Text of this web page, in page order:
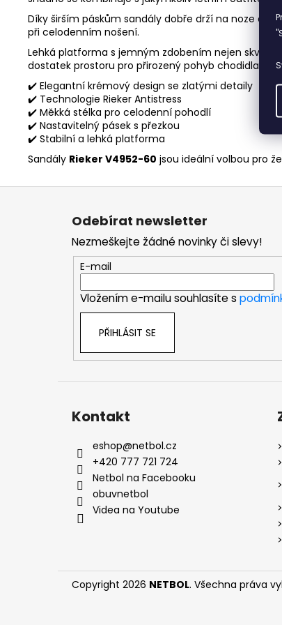
Díky širším páskům sandály dobře drží na noze a
při celodenním nošení.
Lehká platforma s jemným zdobením nejen skvěle
dostatek prostoru pro přirozený pohyb chodidla.
✔️ Elegantní krémový design se zlatými detaily
✔️ Technologie Rieker Antistress
✔️ Měkká stélka pro celodenní pohodlí
✔️ Nastavitelný pásek s přezkou
✔️ Stabilní a lehká platforma
Sandály Rieker V4952-60 jsou ideální volbou pro
Z
Odebírat newsletter
Nezmeškejte žádné novinky či slevy!
E-mail
Vložením e-mailu souhlasíte s
PŘIHLÁSIT SE
Kontakt
eshop@netbol.cz
+420 777 721 724
Netbol na Facebooku
obuvnetbol
Videa na Youtube
Copyright 2026 NETBOL. Všechna práva